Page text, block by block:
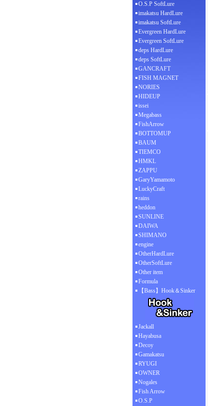
O.S.P SoftLure
imakatsu HardLure
imakatsu SoftLure
Evergreen HardLure
Evergreen SoftLure
deps HardLure
deps SoftLure
GANCRAFT
FISH MAGNET
NORIES
HIDEUP
issei
Megabass
FishArrow
BOTTOMUP
BAUM
TIEMCO
HMKL
ZAPPU
GaryYamamoto
LuckyCraft
rains
heddon
SUNLINE
DAIWA
SHIMANO
engine
OtherHardLure
OtherSoftLure
Other item
Formula
【Bass】Hook＆Sinker
Jackall
Hayabusa
Decoy
Gamakatsu
RYUGI
OWNER
Nogales
Fish Arrow
O.S.P